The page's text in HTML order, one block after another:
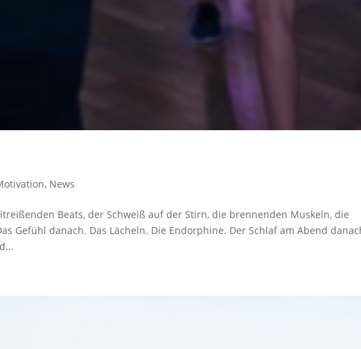
, News
Beats, der Schweiß auf der Stirn, die brennenden Muskeln, die
Gefühl danach. Das Lächeln. Die Endorphine. Der Schlaf am Abend